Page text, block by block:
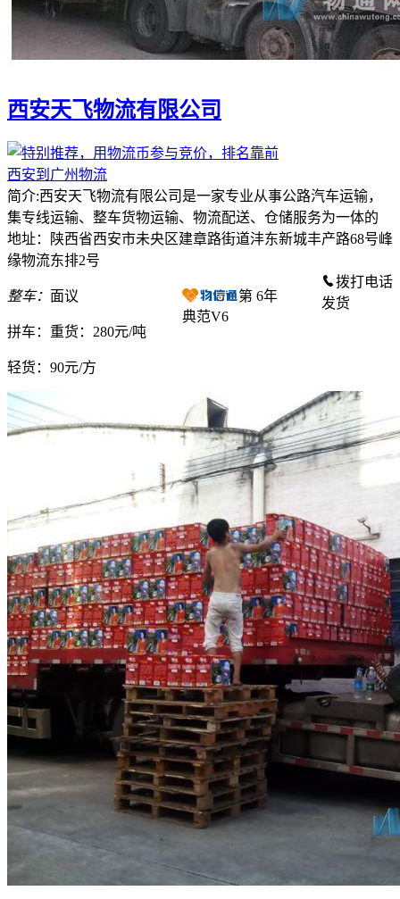
西安天飞物流有限公司
西安到广州物流
简介:西安天飞物流有限公司是一家专业从事公路汽车运输，
集专线运输、整车货物运输、物流配送、仓储服务为一体的
地址：陕西省西安市未央区建章路街道沣东新城丰产路68号峰
缘物流东排2号
整车： 面议
拼车： 重货：280元/吨
轻货： 90元/方
第 6年
典范V6
拨打电话
发货